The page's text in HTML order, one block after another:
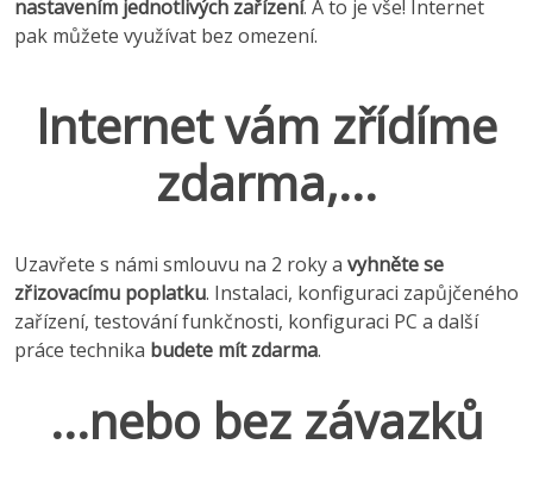
nastavením jednotlivých zařízení. A to je vše! Internet
pak můžete využívat bez omezení.
Internet vám zřídíme
zdarma,...
Uzavřete s námi smlouvu na 2 roky a vyhněte se
zřizovacímu poplatku. Instalaci, konfiguraci zapůjčeného
zařízení, testování funkčnosti, konfiguraci PC a další
práce technika budete mít zdarma.
...nebo bez závazků